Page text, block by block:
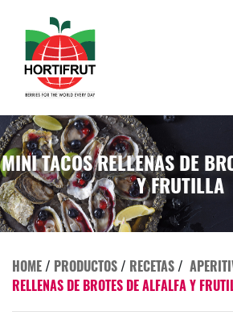
MINI TACOS RELLENAS DE
Y FRUTILLA
HOME/ PRODUCTOS/ RECETAS/
RELLENAS DE BROTES DE ALFALFA Y